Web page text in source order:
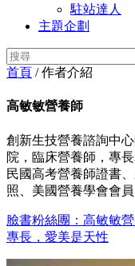
駐站達人
主題企劃
首頁 / 作者介紹
高敏敏營養師
創新生技營養諮詢中
院，臨床營養師，專
民國高考營養師證書
照、美國營養學會會員
臉書粉絲團：高敏敏
專長，愛美是天性